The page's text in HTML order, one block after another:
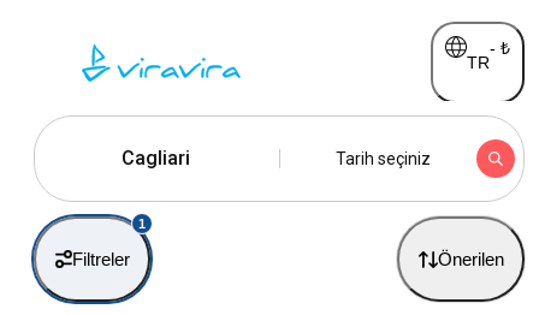
TR
- ₺
Cagliari Tarih seçiniz
Filtreler
1
Önerilen